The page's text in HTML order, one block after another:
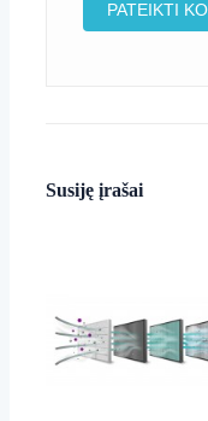
Susiję įrašai